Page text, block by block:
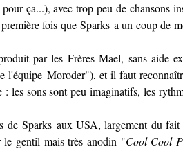
ça...), avec trop peu de chansons
première fois queSparks a un coup de
par les Frères Mael, sans aide
l'équipe Moroder"), et il faut
les sons sont peu imaginatifs, les
deSparks aux USA, largement du
le gentil mais très anodin "Cool Cool